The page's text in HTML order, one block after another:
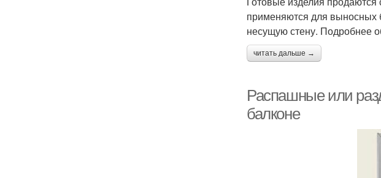
применяются для выносных
несущую стену. Подробнее
читать дальше →
Распашные или
балконе